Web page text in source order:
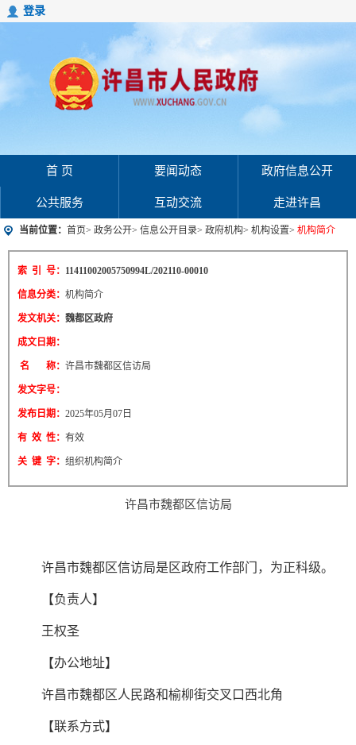
登录
首 页 要闻动态 政府信息公开
公共服务 互动交流 走进许昌
当前位置： 首页> 政务公开> 信息公开目录> 政府机构> 机构设置> 机构简介
索 引 号： 11411002005750994L/202110-00010
信息分类： 机构简介
发文机关： 魏都区政府
成文日期：
名 称： 许昌市魏都区信访局
发文字号：
发布日期： 2025年05月07日
有 效 性： 有效
关 键 字： 组织机构简介
许昌市魏都区信访局
许昌市魏都区信访局是区政府工作部门，为正科级。
【负责人】
王权圣
【办公地址】
许昌市魏都区人民路和榆柳街交叉口西北角
【联系方式】